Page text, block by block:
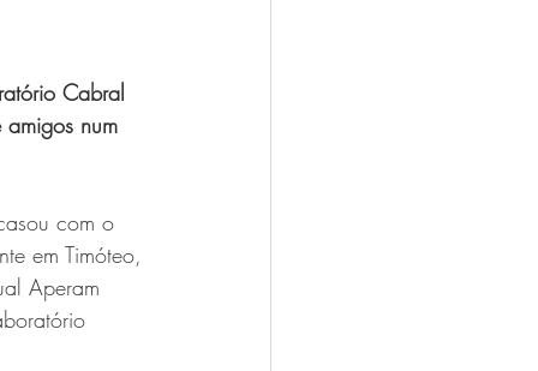
Cabral
num
com o
em Timóteo,
Aperam